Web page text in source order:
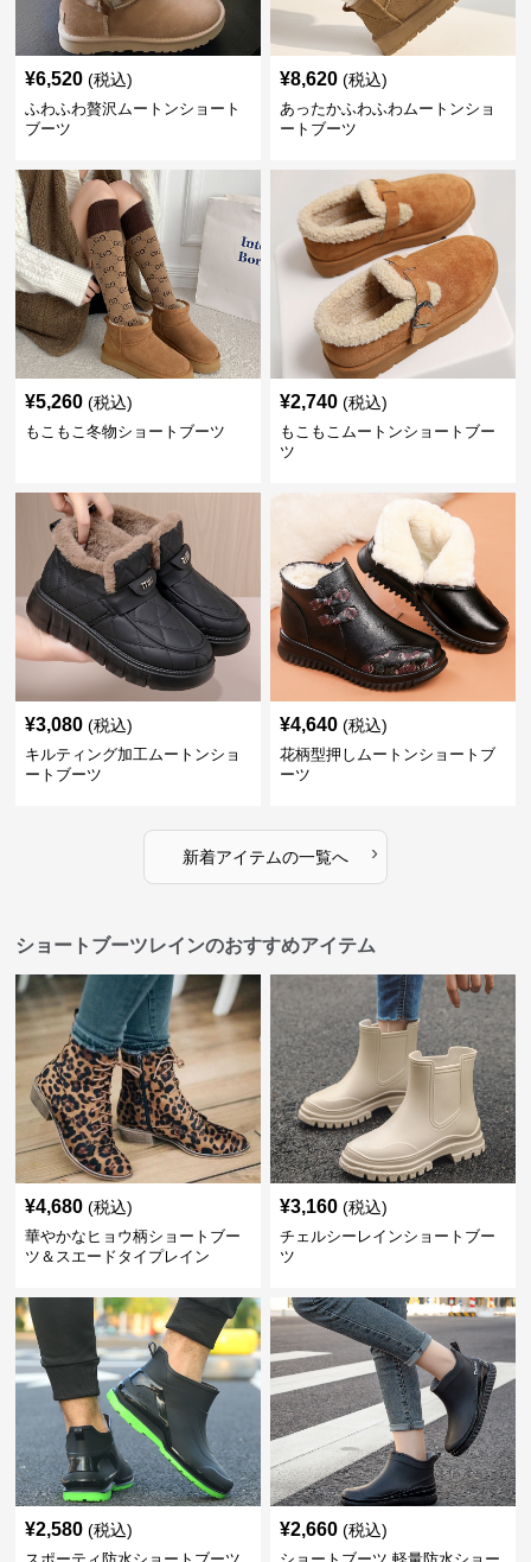
¥6,520 (税込)
ふわふわ贅沢ムートンショート
ブーツ
¥8,620 (税込)
あったかふわふわムートンショ
ートブーツ
¥5,260 (税込)
もこもこ冬物ショートブーツ
¥2,740 (税込)
もこもこムートンショートブー
ツ
¥3,080 (税込)
キルティング加工ムートンショ
ートブーツ
¥4,640 (税込)
花柄型押しムートンショートブ
ーツ
新着アイテムの一覧へ ›
ショートブーツレインのおすすめアイテム
¥4,680 (税込)
華やかなヒョウ柄ショートブー
ツ＆スエードタイプレイン
¥3,160 (税込)
チェルシーレインショートブー
ツ
¥2,580 (税込) ¥2,660 (税込)